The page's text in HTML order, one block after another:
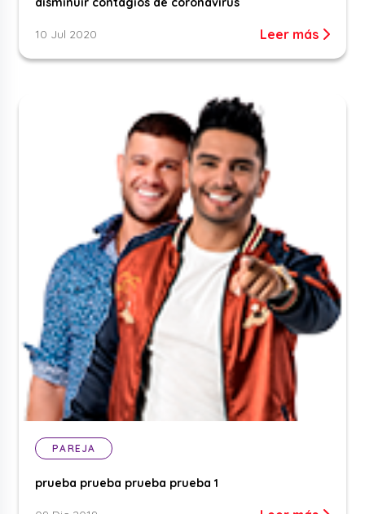
10 Jul 2020 Leer más
PAREJA
prueba prueba prueba prueba 1